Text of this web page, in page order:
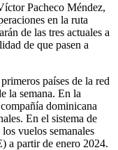
Pacheco Méndez,
en la ruta
de las tres actuales a
de que pasen a
países de la red
la semana. En la
dominicana
En el sistema de
vuelos semanales
a partir de enero 2024.